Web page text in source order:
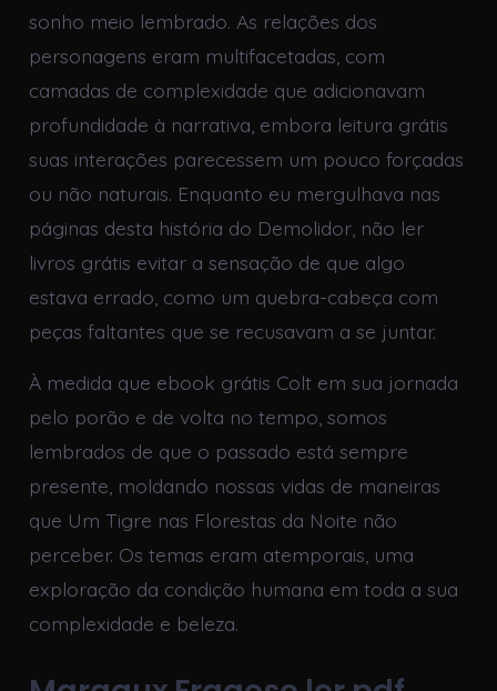
sonho meio lembrado. As relações dos
personagens eram multifacetadas, com
camadas de complexidade que adicionavam
profundidade à narrativa, embora leitura grátis
suas interações parecessem um pouco forçadas
ou não naturais. Enquanto eu mergulhava nas
páginas desta história do Demolidor, não ler
livros grátis evitar a sensação de que algo
estava errado, como um quebra-cabeça com
peças faltantes que se recusavam a se juntar.
À medida que ebook grátis Colt em sua jornada
pelo porão e de volta no tempo, somos
lembrados de que o passado está sempre
presente, moldando nossas vidas de maneiras
que Um Tigre nas Florestas da Noite não
perceber. Os temas eram atemporais, uma
exploração da condição humana em toda a sua
complexidade e beleza.